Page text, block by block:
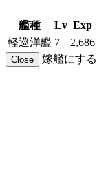
艦種 Lv Exp
軽巡洋艦 7 2,686
Close 嫁艦にする